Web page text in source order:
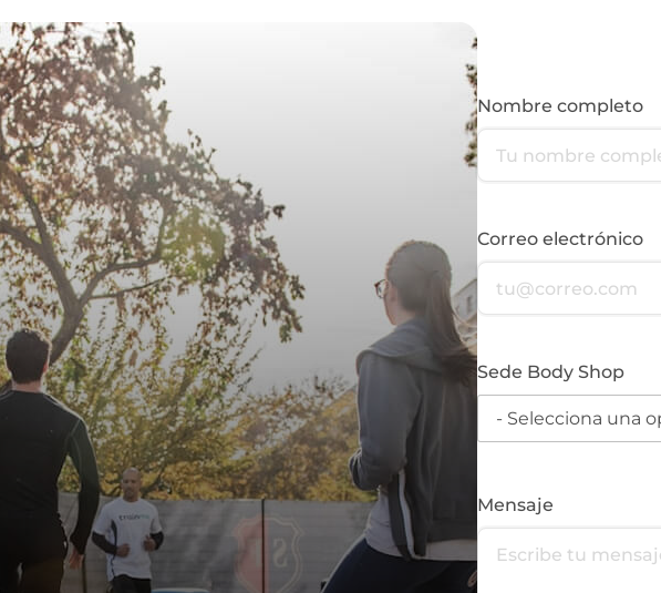
Nombre completo
Correo electrónico
Sede Body Shop
Mensaje